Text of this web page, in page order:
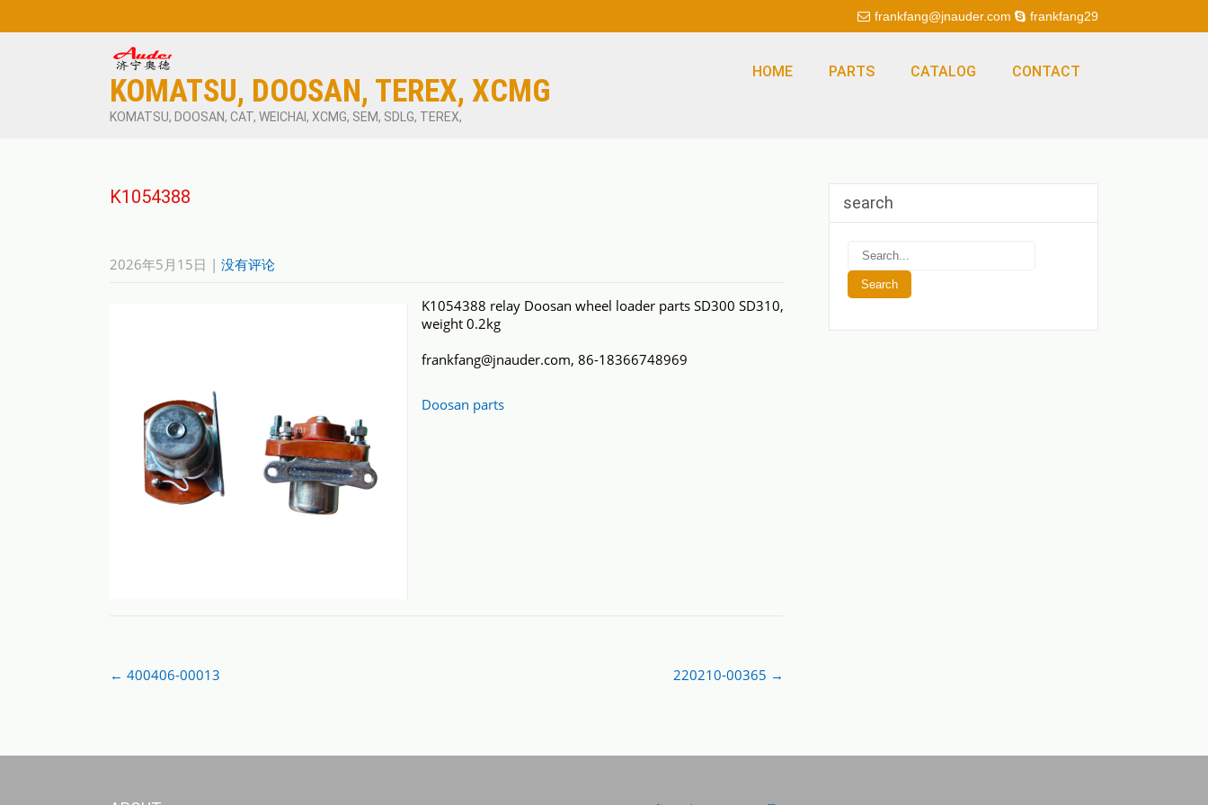
frankfang@jnauder.com frankfang29
KOMATSU, DOOSAN, TEREX, XCMG
KOMATSU, DOOSAN, CAT, WEICHAI, XCMG, SEM, SDLG, TEREX,
HOME PARTS CATALOG CONTACT
K1054388
2026年5月15日 | 没有评论
K1054388 relay Doosan wheel loader parts SD300 SD310,
weight 0.2kg
frankfang@jnauder.com, 86-18366748969
Doosan parts
Post
navigation
← 400406-00013 220210-00365 →
search